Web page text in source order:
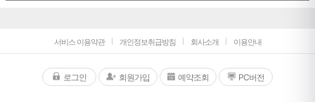
서비스 이용약관 개인정보취급방침 회사소개 이용안내
로그인 회원가입 예약조회 PC버전